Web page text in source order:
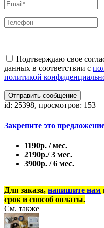
Подтверждаю свое
данных в соответствии с
политикой
Отправить сообщение
id: 25398, просмотров: 153
Закрепите это
1190р. / мес.
2190р./ 3 мес.
3900р. / 6 мес.
Для заказа, напишите нам
срок и способ оплаты.
См. также